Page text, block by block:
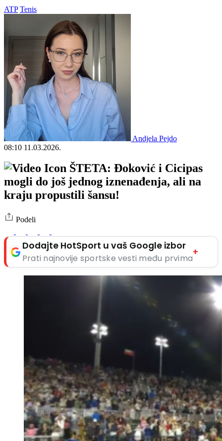
ATP Tenis
Andjela Pejdo
08:10 11.03.2026.
ŠTETA: Đoković i Cicipas
mogli do još jednog iznenađenja, ali na
kraju propustili šansu!
Podeli
Dodajte HotSport u vaš Google izbor
Prati najnovije sportske vesti među prvima
+